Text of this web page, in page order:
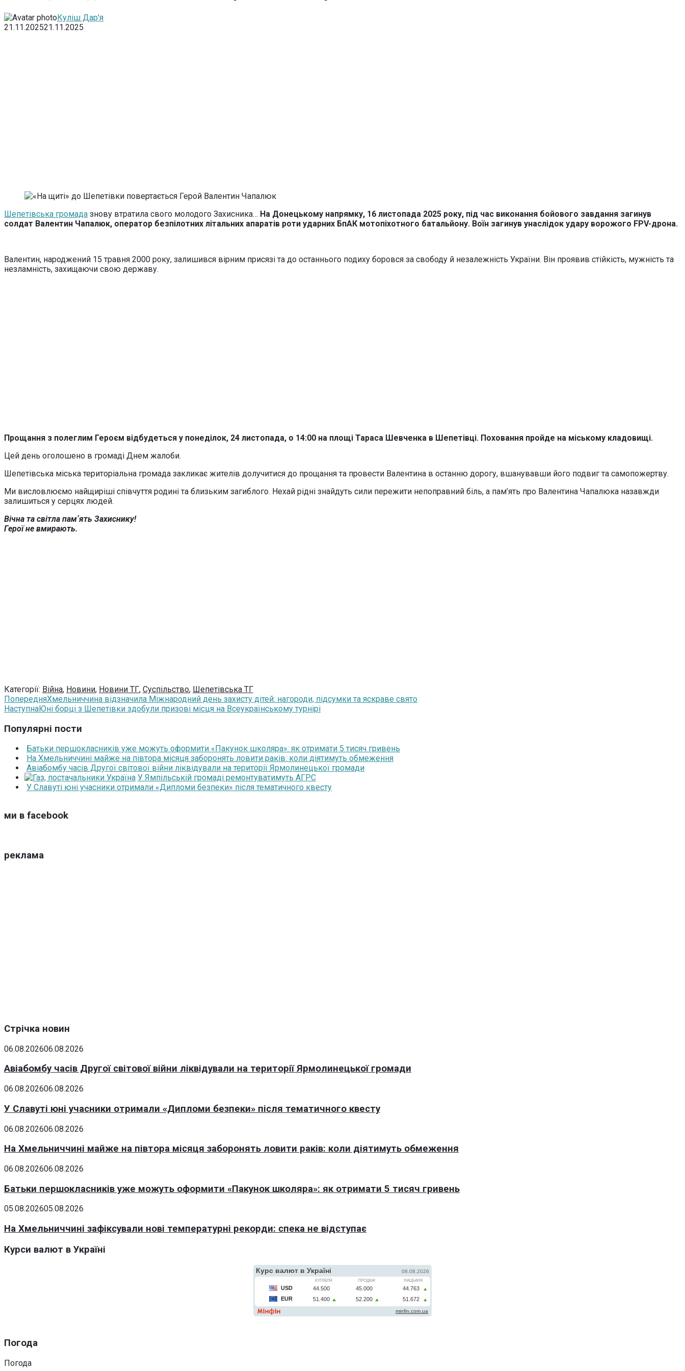
Куліш Дар'я
21.11.202521.11.2025
Шепетівська громада знову втратила свого молодого Захисника… На Донецькому напрямку, 16 листопада 2025 року, під час виконання бойового завдання загинув
солдат Валентин Чапалюк, оператор безпілотних літальних апаратів роти ударних БпАК мотопіхотного батальйону. Воїн загинув унаслідок удару ворожого FPV-дрона.
Валентин, народжений 15 травня 2000 року, залишився вірним присязі та до останнього подиху боровся за свободу й незалежність України. Він проявив стійкість, мужність та
незламність, захищаючи свою державу.
Прощання з полеглим Героєм відбудеться у понеділок, 24 листопада, о 14:00 на площі Тараса Шевченка в Шепетівці. Поховання пройде на міському кладовищі.
Цей день оголошено в громаді Днем жалоби.
Шепетівська міська територіальна громада закликає жителів долучитися до прощання та провести Валентина в останню дорогу, вшанувавши його подвиг та самопожертву.
Ми висловлюємо найщиріші співчуття родині та близьким загиблого. Нехай рідні знайдуть сили пережити непоправний біль, а пам’ять про Валентина Чапалюка назавжди
залишиться у серцях людей.
Вічна та світла памʼять Захиснику!
Герої не вмирають.
Категорії: Війна, Новини, Новини ТГ, Суспільство, Шепетівська ТГ
ПопередняХмельниччина відзначила Міжнародний день захисту дітей: нагороди, підсумки та яскраве свято
НаступнаЮні борці з Шепетівки здобули призові місця на Всеукраїнському турнірі
Популярні пости
Батьки першокласників уже можуть оформити «Пакунок школяра»: як отримати 5 тисяч гривень
На Хмельниччині майже на півтора місяця заборонять ловити раків: коли діятимуть обмеження
Авіабомбу часів Другої світової війни ліквідували на території Ярмолинецької громади
У Ямпільській громаді ремонтуватимуть АГРС
У Славуті юні учасники отримали «Дипломи безпеки» після тематичного квесту
ми в facebook
реклама
Стрічка новин
06.08.202606.08.2026
Авіабомбу часів Другої світової війни ліквідували на території Ярмолинецької громади
06.08.202606.08.2026
У Славуті юні учасники отримали «Дипломи безпеки» після тематичного квесту
06.08.202606.08.2026
На Хмельниччині майже на півтора місяця заборонять ловити раків: коли діятимуть обмеження
06.08.202606.08.2026
Батьки першокласників уже можуть оформити «Пакунок школяра»: як отримати 5 тисяч гривень
05.08.202605.08.2026
На Хмельниччині зафіксували нові температурні рекорди: спека не відступає
Курси валют в Україні
Погода
Погода